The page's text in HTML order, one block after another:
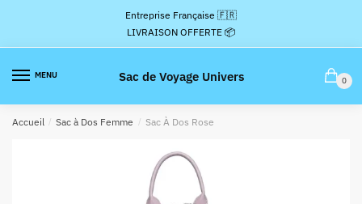
la
navigation
contenu
Entreprise Française 🇫🇷
LIVRAISON OFFERTE 📦
MENU Sac de Voyage Univers 0
Accueil / Sac à Dos Femme / Sac À Dos Rose